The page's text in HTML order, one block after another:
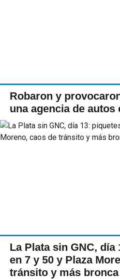
Robaron y
una agencia de autos
La Plata sin GNC, día
en 7 y 50 y Plaza
tránsito y más bronca